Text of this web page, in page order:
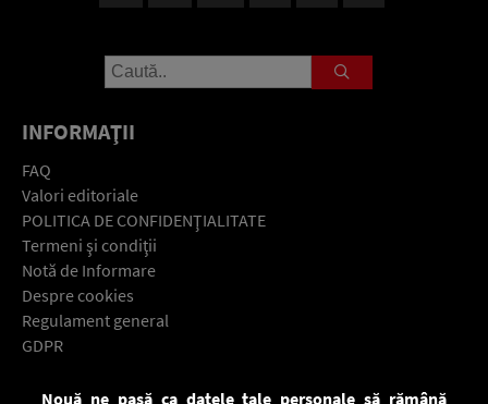
INFORMAŢII
FAQ
Valori editoriale
POLITICA DE CONFIDENŢIALITATE
Termeni şi condiţii
Notă de Informare
Despre cookies
Regulament general
GDPR
Nouă ne pasă ca datele tale personale să rămână